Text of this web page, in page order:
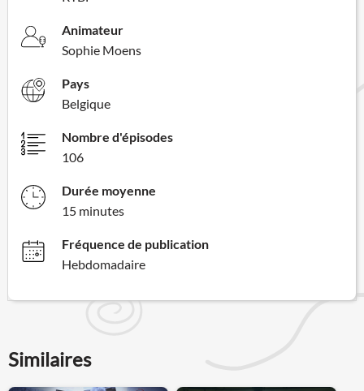
Animateur
Sophie Moens
Pays
Belgique
Nombre d'épisodes
106
Durée moyenne
15 minutes
Fréquence de publication
Hebdomadaire
Similaires